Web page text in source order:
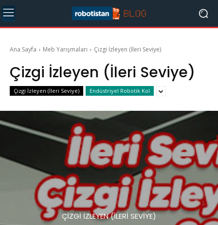
Ana Sayfa Meb Yarışmaları Çizgi İzleyen (İleri Seviye)
Çizgi İzleyen (İleri Seviye)
Çizgi İzleyen (İleri Seviye) Endüstriyel Robotik Kol
ÇIZGI İZLEYEN (İLERI SEVIYE)